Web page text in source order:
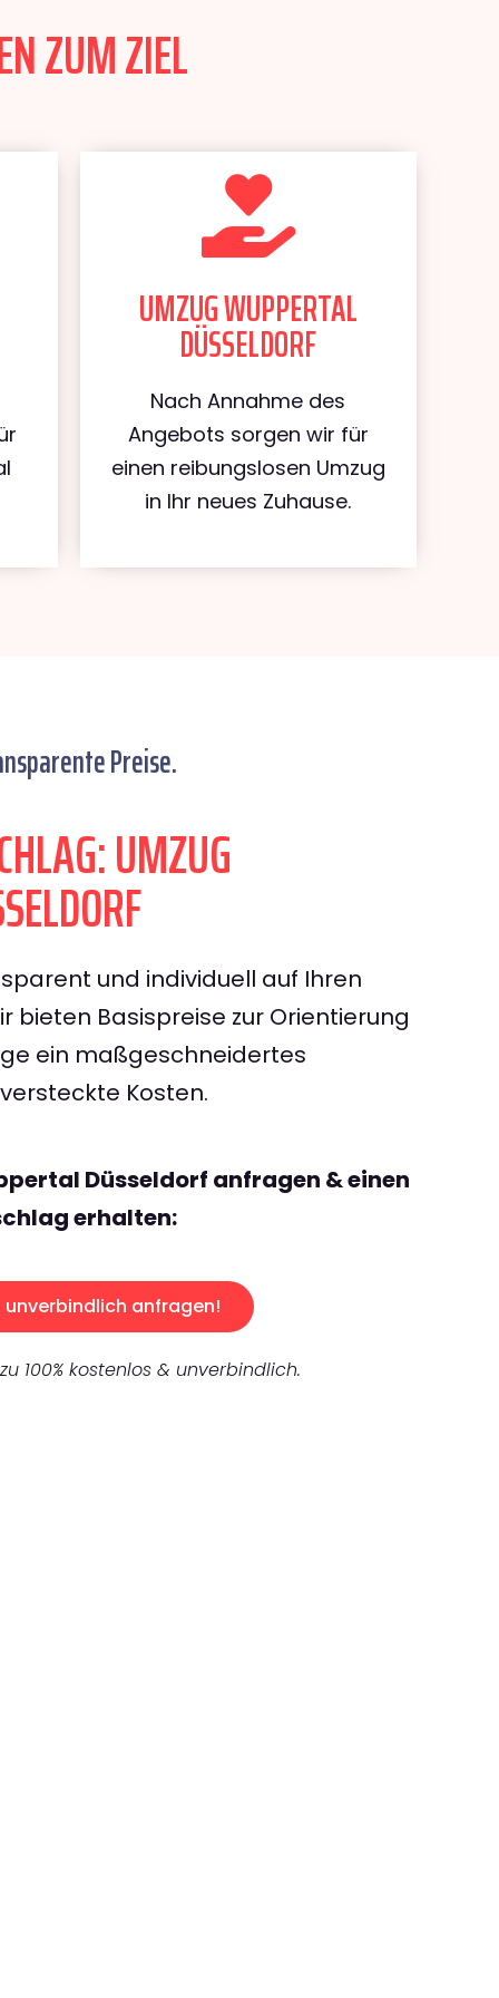
ZUM ZIEL
UMZUG WUPPERTAL
DÜSSELDORF
Nach Annahme des
Angebots sorgen wir für
einen reibungslosen Umzug
in Ihr neues Zuhause.
Preise.
UMZUG
und individuell auf Ihren
bieten Basispreise zur Orientierung
ein maßgeschneidertes
Kosten.
Düsseldorf anfragen & einen
erhalten:
unverbindlich anfragen!
100% kostenlos & unverbindlich.